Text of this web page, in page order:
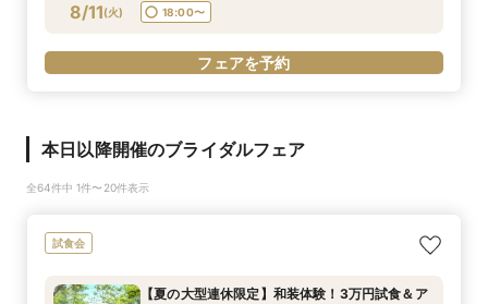
8/11(火)
18:00〜
フェアを予約
本日以降開催のブライダルフェア
全64件中 1件〜20件表示
試食会
【夏の大型連休限定】和装体験！3万円試食＆ア